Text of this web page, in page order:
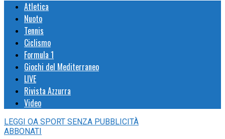
Atletica
Nuoto
Tennis
Ciclismo
Formula 1
Giochi del Mediterraneo
LIVE
Rivista Azzurra
Video
LEGGI OA SPORT SENZA PUBBLICITÀ
ABBONATI